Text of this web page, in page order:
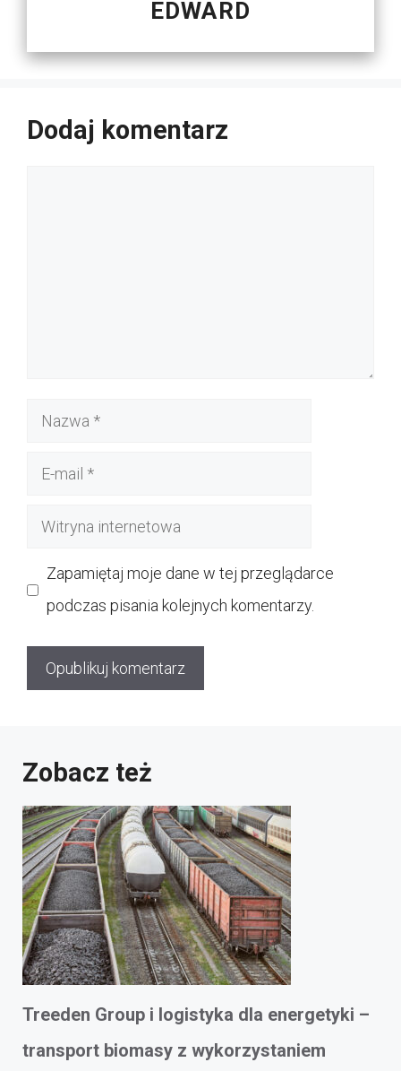
EDWARD
Dodaj komentarz
Nazwa
Witryna
Zapamiętaj moje dane w tej przeglądarce
podczas pisania kolejnych komentarzy.
Zobacz też
Treeden Group i logistyka dla energetyki –
transport biomasy z wykorzystaniem